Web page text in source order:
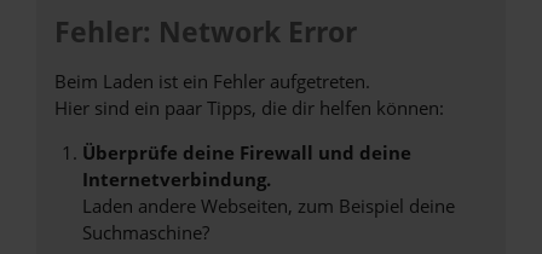
Fehler: Network Error
Beim Laden ist ein Fehler aufgetreten.
Hier sind ein paar Tipps, die dir helfen können:
Überprüfe deine Firewall und deine
Internetverbindung.
Laden andere Webseiten, zum Beispiel deine
Suchmaschine?